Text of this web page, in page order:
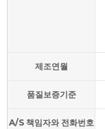
제조연월
품질보증기준
A/S 책임자와 전화번호